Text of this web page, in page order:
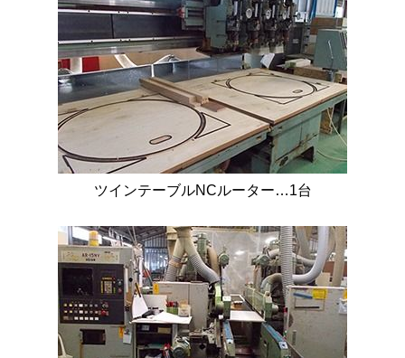
ツインテーブルNCルーター…1台